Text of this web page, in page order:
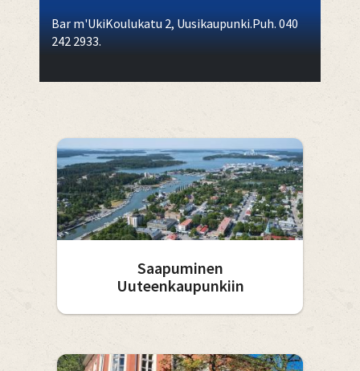
Bar m'UkiKoulukatu 2, Uusikaupunki.Puh. 040
242 2933.
Saapuminen
Uuteenkaupunkiin